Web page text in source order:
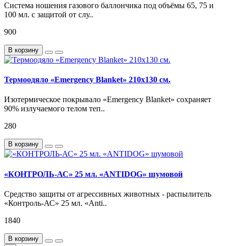
Система ношения газового баллончика под объёмы 65, 75 и
100 мл. с защитой от слу..
900
В корзину
Термоодяло «Emergency Blanket» 210х130 см.
Изотермическое покрывало «Emergency Blanket» сохраняет
90% излучаемого телом теп..
280
В корзину
«КОНТРОЛЬ-АС» 25 мл. «ANTIDOG» шумовой
Средство защиты от агрессивных животных - распылитель
«Контроль-АС» 25 мл. «Anti..
1840
В корзину